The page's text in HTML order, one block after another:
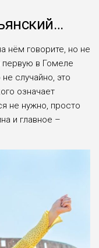
нём говорите, но не
первую в Гомеле
случайно, это
означает
не нужно, просто
и главное –